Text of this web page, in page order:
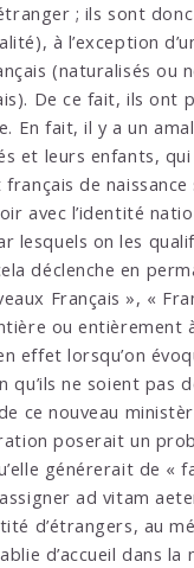
; ils sont
à l’exception
(naturalisés ou
De ce fait, ils ont
En fait, il y a un
et leurs enfants,
de naissance
avec l’identité
lesquels on les
déclenche en
Français », «
ou entièrement
effet lorsqu’on
qu’ils ne soient pas
ce nouveau
poserait un
générerait de «
ad vitam
d’étrangers, au
d’accueil dans